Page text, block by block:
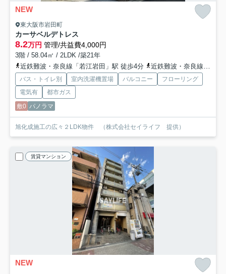
NEW
東大阪市岩田町
カーサベルデトレス
8.2万円 管理/共益費4,000円
3階 / 58.04㎡ / 2LDK /築21年
近鉄難波・奈良線「若江岩田」駅 徒歩4分
近鉄難波・奈良線「河内花園」駅 徒歩13分
バス・トイレ別 室内洗濯機置場 バルコニー
フローリング
電気有
都市ガス
敷0 パノラマ
旭化成施工の広々２LDK物件 （株式会社セイライフ 提供）
賃貸マンション
NEW